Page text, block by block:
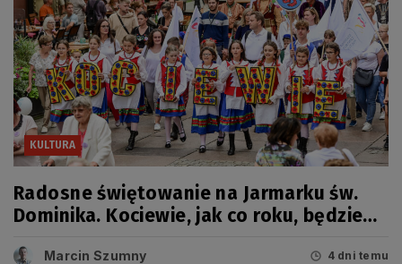
KULTURA
Radosne świętowanie na Jarmarku św.
Dominika. Kociewie, jak co roku, będzie
Marcin Szumny 4 dni temu